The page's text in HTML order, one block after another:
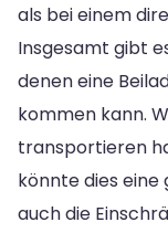
als bei einem
Insgesamt gibt
denen eine
kommen kann.
transportieren
könnte dies eine
auch die